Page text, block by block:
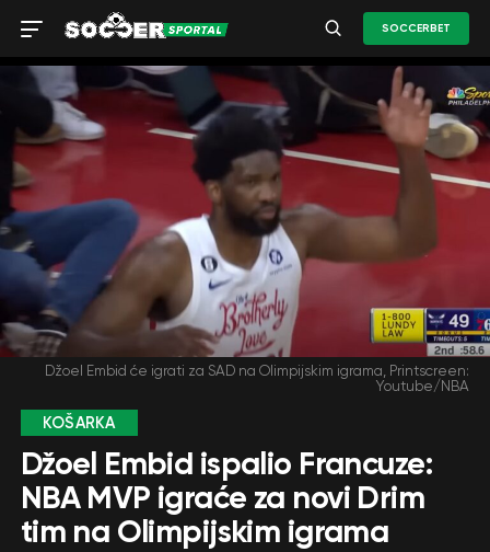
SOCCERBET
Džoel Embid će igrati za SAD na Olimpijskim igrama, Printscreen:
Youtube/NBA
KOŠARKA
Džoel Embid ispalio Francuze:
NBA MVP igraće za novi Drim
tim na Olimpijskim igrama